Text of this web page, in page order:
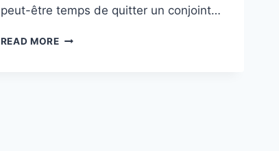
peut-être temps de quitter un conjoint…
READ MOREFAUT-